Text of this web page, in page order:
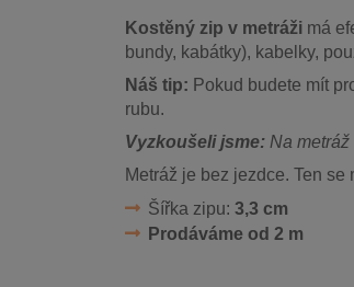
Kostěný zip v metráži má
bundy, kabátky), kabelky,
Náš tip: Pokud budete mít
rubu.
Vyzkoušeli jsme: Na
Metráž je bez jezdce. Ten
Šířka zipu: 3,3 cm
Prodáváme od 2 m